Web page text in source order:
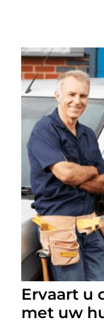
Ervaart u
met uw